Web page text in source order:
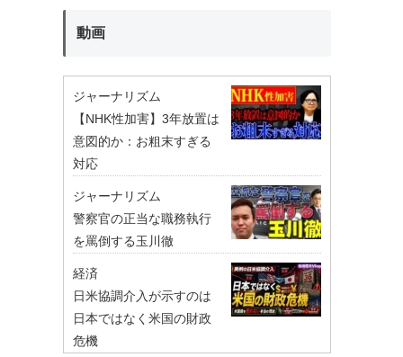
動画
ジャーナリズム
【NHK性加害】3年放置は
意図的か：お粗末すぎる
対応
ジャーナリズム
警察官の正当な職務執行
を罵倒する玉川徹
経済
日米協調介入が示すのは
日本ではなく米国の財政
危機